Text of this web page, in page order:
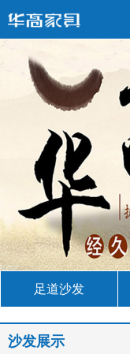
足道沙发
沙发展示